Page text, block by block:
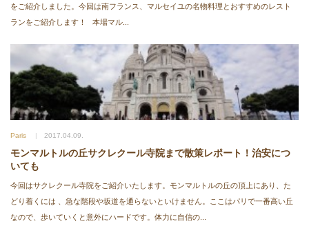
をご紹介しました。今回は南フランス、マルセイユの名物料理とおすすめのレスト
ランをご紹介します！ 本場マル...
Paris 2017.04.09.
モンマルトルの丘サクレクール寺院まで散策レポート！治安につ
いても
今回はサクレクール寺院をご紹介いたします。モンマルトルの丘の頂上にあり、た
どり着くには 、急な階段や坂道を通らないといけません。ここはパリで一番高い丘
なので、歩いていくと意外にハードです。体力に自信の...